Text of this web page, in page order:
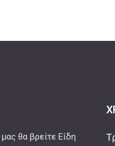
θα βρείτε Είδη